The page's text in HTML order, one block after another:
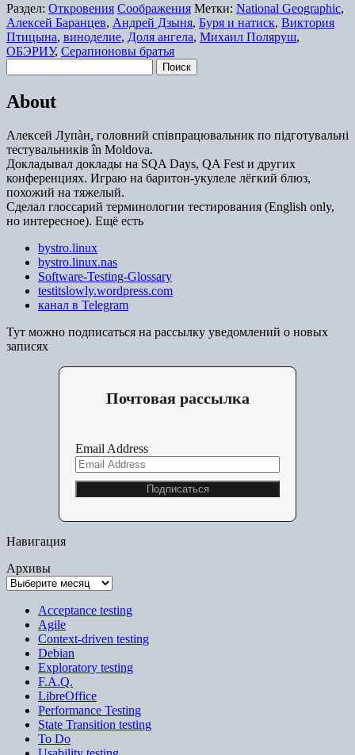
Раздел: Откровения Соображения Метки: National Geographic,
Алексей Баранцев, Андрей Дзыня, Буря и натиск, Виктория
Птицына, виноделие, Доля ангела, Михаил Поляруш,
ОБЭРИУ, Серапионовы братья
About
Алексей Лупàн, головний спiвпрацювальник по підготувальні
тестувальників în Moldova.
Докладывал доклады на SQA Days, QA Fest и других
конференциях. Играю на баритон-укулеле лёгкий блюз,
похожий на тяжелый.
Сделал глоссарий терминологии тестирования (English only,
но интересное). Ещё есть
bystro.linux
bystro.linux.nas
Software-Testing-Glossary
testitslowly.wordpress.com
канал в Telegram
Тут можно подписаться на рассылку уведомлений о новых
записях
Почтовая рассылка
Email Address
Навигация
Архивы
Acceptance testing
Agile
Context-driven testing
Debian
Exploratory testing
F.A.Q.
LibreOffice
Performance Testing
State Transition testing
To Do